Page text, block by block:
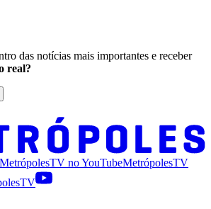
das notícias mais importantes e receber
real?
MetrópolesTV noYouTubeMetrópolesTV